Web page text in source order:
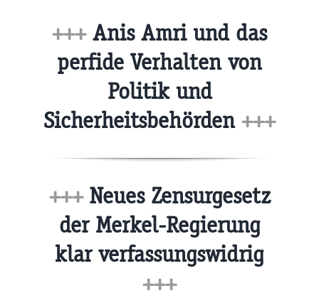
+++Anis Amri und das
perfide Verhalten von
Politik und
Sicherheitsbehörden +++
+++Neues Zensurgesetz
der Merkel-Regierung
klar verfassungswidrig
+++